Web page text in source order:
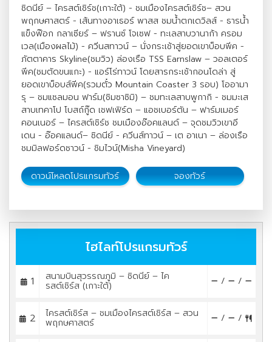
ซิดนีย์ – ไครสต์เชิร์ช(เกาะใต้) - ชมเมืองไครสต์เชิร์ช– สวน
พฤกษศาสตร์ - เส้นทางอาเธอร์ พาสส ชมน้ำตกเดวิลส์ - ธารน้ำ
แข็งฟ๊อก กลาเซียร์ – ฟรานซ์ โจเซฟ - ทะเลสาบวานาก้า ครอม
เวล(เมืองผลไม้) - ควีนสทาวน์ – นั่งกระเช้าสู่ยอดเขาบ็อบพีค -
ภัตตาคาร Skyline(ชมวิว) ล่องเรือ TSS Earnslaw – วอลเตอร์
พีค(ชมตัดขนแกะ) - แอร์โร่ทาวน์ โดยสารกระเช้ากอนโดล่า สู่
ยอดเขาบ็อบส์พีค(รวมตั๋ว Mountain Coaster 3 รอบ) โออามา
รุ – ชมแซลมอน ฟาร์ม(ชิมซาซิมิ) – ชมทะเลสาบพูกากิ - ชมมะเส
สาบเทคาโป โบสถ์กู๊ด เชฟเฟิร์ด – แอชเบอร์ตัน – ฟาร์มเมอร์
คอนเนอร์ – ไครสต์เชิร์ช ชมเมืองอ๊อคแลนด์ – จุดชมวิวเขาอี
เดน - อ๊อคแลนด์– ซิดนีย์ - ควีนส์ทาวน์ – เต อาเนา – ล่องเรือ
ชมมิลฟอร์ดซาวน์ - ชิมไวน์(Misha Vineyard)
ดาวน์โหลดโปรแกรมทัวร์ จองทัวร์
ไฮไลท์โปรแกรมทัวร์
1 สนามบินสุวรรณภูมิ – ซิดนีย์ – ไค
รสต์เชิร์ส (เกาะใต้) / /
2 ไครสต์เชิร์ส – ชมเมืองไครสต์เชิร์ส – สวน
พฤกษศาสตร์ / /